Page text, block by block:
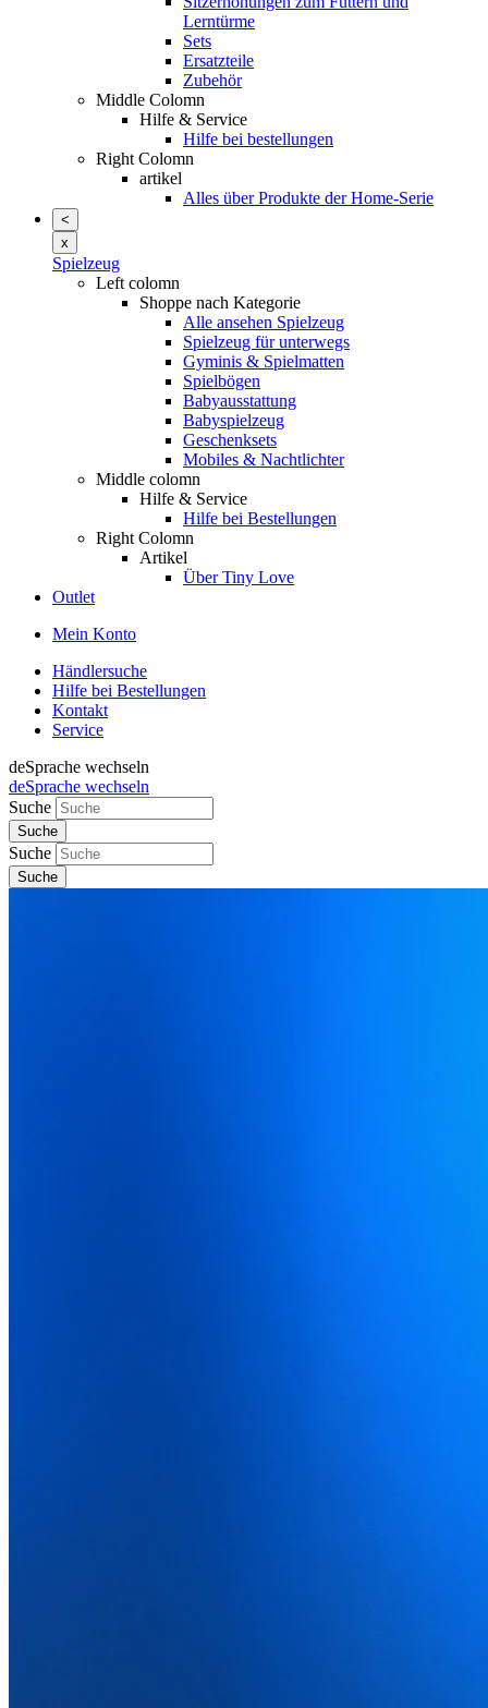
Lerntürme
Sets
Ersatzteile
Zubehör
Middle Colomn
Hilfe & Service
Hilfe bei bestellungen
Right Colomn
artikel
Alles über Produkte der Home-Serie
<
x
Spielzeug
Left colomn
Shoppe nach Kategorie
Alle ansehen Spielzeug
Spielzeug für unterwegs
Gyminis & Spielmatten
Spielbögen
Babyausstattung
Babyspielzeug
Geschenksets
Mobiles & Nachtlichter
Middle colomn
Hilfe & Service
Hilfe bei Bestellungen
Right Colomn
Artikel
Über Tiny Love
Outlet
Mein Konto
Händlersuche
Hilfe bei Bestellungen
Kontakt
Service
deSprache wechseln
deSprache wechseln
Suche
Suche